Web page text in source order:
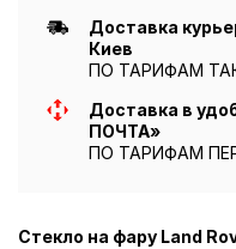
Доставка
Киев
ПО ТАРИФАМ
Доставка в
ПОЧТА»
ПО ТАРИФАМ
Стекло на фару Land